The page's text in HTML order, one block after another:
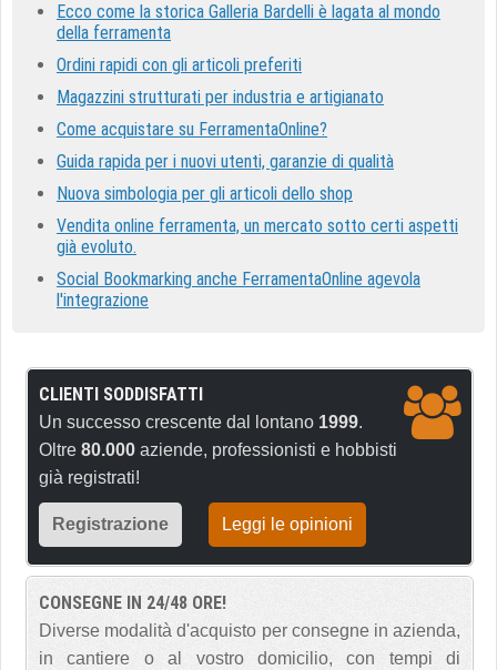
Ecco come la storica Galleria Bardelli è lagata al mondo
della ferramenta
Ordini rapidi con gli articoli preferiti
Magazzini strutturati per industria e artigianato
Come acquistare su FerramentaOnline?
Guida rapida per i nuovi utenti, garanzie di qualità
Nuova simbologia per gli articoli dello shop
Vendita online ferramenta, un mercato sotto certi aspetti
già evoluto.
Social Bookmarking anche FerramentaOnline agevola
l'integrazione
CLIENTI SODDISFATTI
Un successo crescente dal lontano 1999.
Oltre 80.000 aziende, professionisti e hobbisti
già registrati!
Registrazione Leggi le opinioni
CONSEGNE IN 24/48 ORE!
Diverse modalità d'acquisto per consegne in azienda,
in cantiere o al vostro domicilio, con tempi di